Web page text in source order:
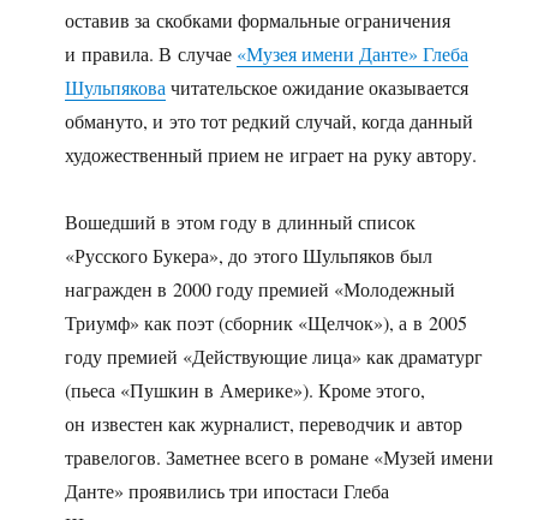
оставив за скобками формальные ограничения
и правила. В случае «Музея имени Данте» Глеба
Шульпякова читательское ожидание оказывается
обмануто, и это тот редкий случай, когда данный
художественный прием не играет на руку автору.
Вошедший в этом году в длинный список
«Русского Букера», до этого Шульпяков был
награжден в 2000 году премией «Молодежный
Триумф» как поэт (сборник «Щелчок»), а в 2005
году премией «Действующие лица» как драматург
(пьеса «Пушкин в Америке»). Кроме этого,
он известен как журналист, переводчик и автор
травелогов. Заметнее всего в романе «Музей имени
Данте» проявились три ипостаси Глеба